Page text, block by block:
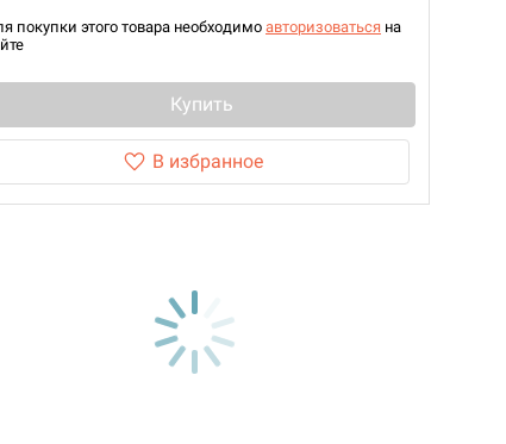
покупки этого товара необходимоавторизоваться на
Купить
В избранное